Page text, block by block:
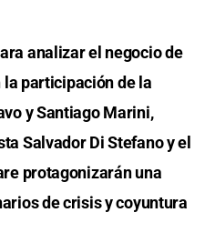
analizar el negocio de
la participación de la
y Santiago Marini,
Salvador Di Stefano y el
protagonizarán una
de crisis y coyuntura